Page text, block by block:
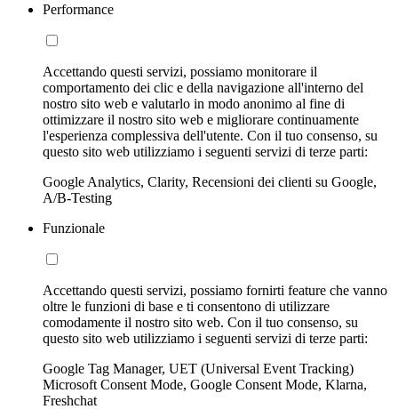
Performance
Accettando questi servizi, possiamo monitorare il
comportamento dei clic e della navigazione all'interno del
nostro sito web e valutarlo in modo anonimo al fine di
ottimizzare il nostro sito web e migliorare continuamente
l'esperienza complessiva dell'utente. Con il tuo consenso, su
questo sito web utilizziamo i seguenti servizi di terze parti:
Google Analytics, Clarity, Recensioni dei clienti su Google,
A/B-Testing
Funzionale
Accettando questi servizi, possiamo fornirti feature che vanno
oltre le funzioni di base e ti consentono di utilizzare
comodamente il nostro sito web. Con il tuo consenso, su
questo sito web utilizziamo i seguenti servizi di terze parti:
Google Tag Manager, UET (Universal Event Tracking)
Microsoft Consent Mode, Google Consent Mode, Klarna,
Freshchat